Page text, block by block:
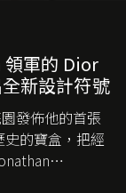
軍的 Dior
新設計符號
發佈他的首張
的寶盒，把經